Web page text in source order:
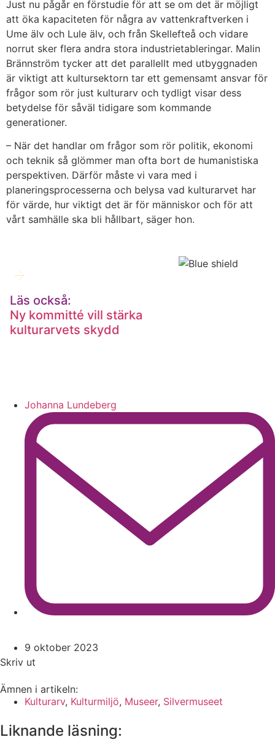
Just nu pågår en förstudie för att se om det är möjligt
att öka kapaciteten för några av vattenkraftverken i
Ume älv och Lule älv, och från Skellefteå och vidare
norrut sker flera andra stora industrietableringar. Malin
Brännström tycker att det parallellt med utbyggnaden
är viktigt att kultursektorn tar ett gemensamt ansvar för
frågor som rör just kulturarv och tydligt visar dess
betydelse för såväl tidigare som kommande
generationer.
– När det handlar om frågor som rör politik, ekonomi
och teknik så glömmer man ofta bort de humanistiska
perspektiven. Därför måste vi vara med i
planeringsprocesserna och belysa vad kulturarvet har
för värde, hur viktigt det är för människor och för att
vårt samhälle ska bli hållbart, säger hon.
Läs också:
Ny kommitté vill stärka
kulturarvets skydd
Johanna Lundeberg
9 oktober 2023
Skriv ut
Ämnen i artikeln:
Kulturarv, Kulturmiljö, Museer, Silvermuseet
Liknande läsning: